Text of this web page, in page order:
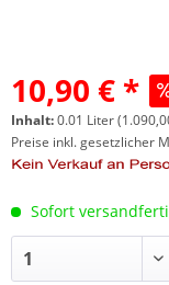
10,90 € *
Inhalt:0.01 Liter
Preise inkl. gesetzlicher
Sofort